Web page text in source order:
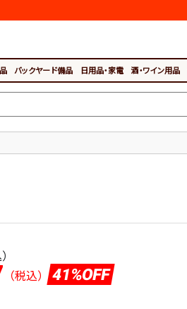
バックヤード備品 日用品・家電 酒・ワイン用品
（税込） 41%OFF